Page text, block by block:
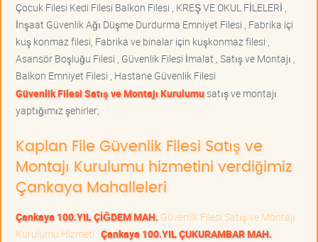
Çocuk Filesi Kedi Filesi Balkon Filesi , KREŞ VE OKUL FİLELERİ ,
İnşaat Güvenlik Ağı Düşme Durdurma Emniyet Filesi , Fabrika içi
kuş konmaz filesi, Fabrika ve binalar için kuşkonmaz filesi ,
Asansör Boşluğu Filesi , Güvenlik Filesi İmalat , Satış ve Montajı ,
Balkon Emniyet Filesi , Hastane Güvenlik Filesi
Güvenlik Filesi Satış ve Montajı Kurulumusatış ve montajı
yaptığımız şehirler;
Kaplan File Güvenlik Filesi Satış ve
Montajı Kurulumu hizmetini verdiğimiz
Çankaya Mahalleleri
Çankaya 100.YIL ÇİĞDEM MAH. Güvenlik Filesi Satış ve Montajı
Kurulumu Hizmeti Çankaya 100.YIL ÇUKURAMBAR MAH.